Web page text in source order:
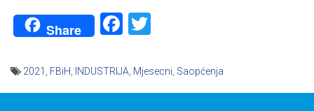
Share Facebook
2021 FBiH INDUSTRIJA Mjesecni Saopćenja